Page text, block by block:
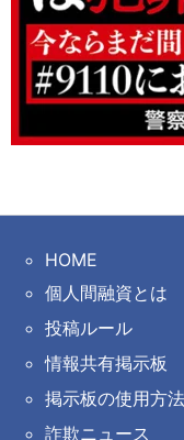
HOME
個人間融資とは
投稿ルール
情報共有掲示板
掲示板の使用方法
詐欺ニュース